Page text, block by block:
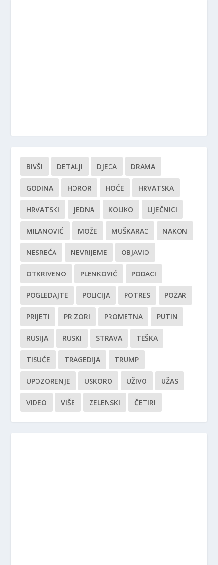
BIVŠI DETALJI DJECA DRAMA
GODINA HOROR HOĆE HRVATSKA
HRVATSKI JEDNA KOLIKO LIJEČNICI
MILANOVIĆ MOŽE MUŠKARAC NAKON
NESREĆA NEVRIJEME OBJAVIO
OTKRIVENO PLENKOVIĆ PODACI
POGLEDAJTE POLICIJA POTRES POŽAR
PRIJETI PRIZORI PROMETNA PUTIN
RUSIJA RUSKI STRAVA TEŠKA
TISUĆE TRAGEDIJA TRUMP
UPOZORENJE USKORO UŽIVO UŽAS
VIDEO VIŠE ZELENSKI ČETIRI